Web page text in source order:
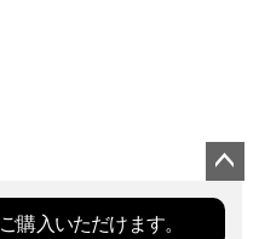
ペー
ジト
ご購入いただけます。